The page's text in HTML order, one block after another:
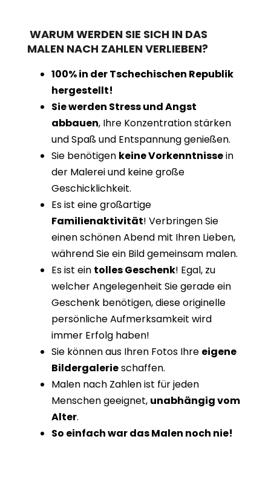
WARUM WERDEN SIE SICH IN DAS
MALEN NACH ZAHLEN VERLIEBEN?
100% in der Tschechischen Republik
hergestellt!
Sie werden Stress und Angst
abbauen, Ihre Konzentration stärken
und Spaß und Entspannung genießen.
Sie benötigen keine Vorkenntnissein
der Malerei und keine große
Geschicklichkeit.
Es ist eine großartige
Familienaktivität! Verbringen Sie
einen schönen Abend mit Ihren Lieben,
während Sie ein Bild gemeinsam malen.
Es ist ein tolles Geschenk! Egal, zu
welcher Angelegenheit Sie gerade ein
Geschenk benötigen, diese originelle
persönliche Aufmerksamkeit wird
immer Erfolg haben!
Sie können aus Ihren Fotos Ihre eigene
Bildergalerieschaffen.
Malen nach Zahlen ist für jeden
Menschen geeignet, unabhängig vom
Alter.
So einfach war das Malen noch nie!